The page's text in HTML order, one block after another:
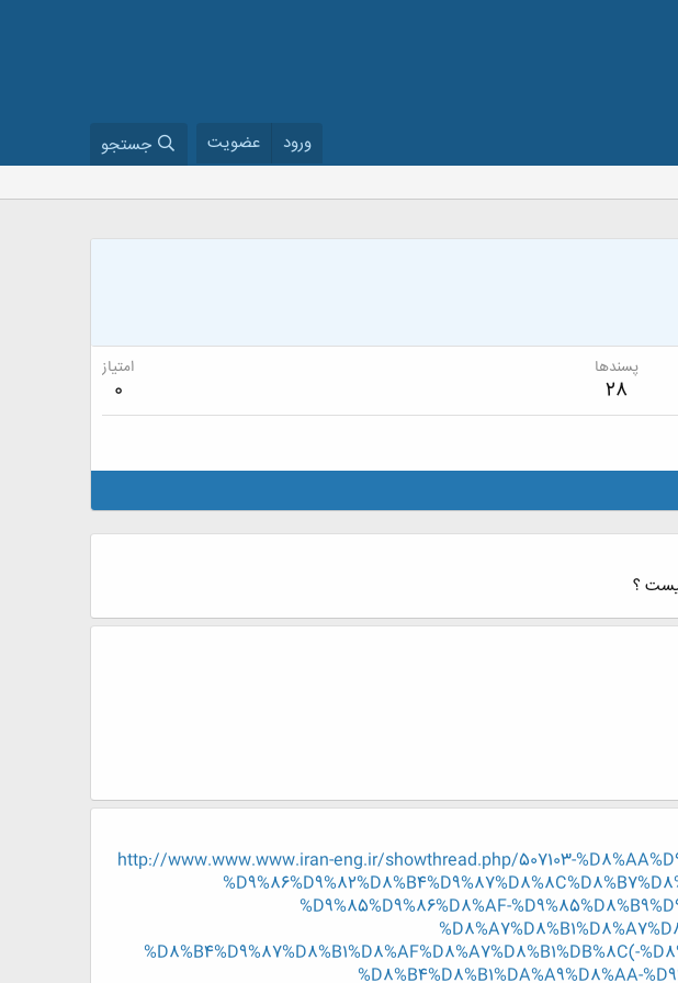
ورود عضویت جستجو
پسندها
28
امتیاز
0
؟
http://www.www.www.iran-eng.ir/showthread.php/507103-
%D9%85%D9%86%D8%AF-
%D8%B4%D9%87%D8%B1%D8%AF%D8%A7%D8%B1%DB%8C(-
%D8%B4%D8%B1%DA%A9%D8%AA-